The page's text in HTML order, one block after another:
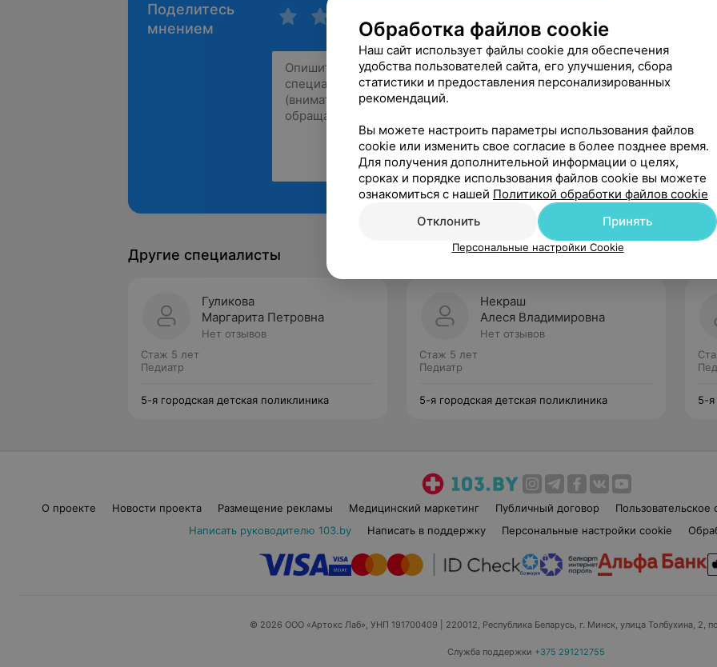
Поделитесь
мнением
Рекомендую
Другие специалисты
Гуликова
Маргарита Петровна
Нет отзывов
Стаж 5 лет
Педиатр
5-я городская детская поликлиника
Некраш
Алеся Владимировна
Нет отзывов
Стаж 5 лет
Педиатр
5-я городская детская поликлиника 5-я
О проекте Новости проекта Размещение рекламы Медицинский маркетинг Публичный договор Пользовательское
Написать руководителю 103.by
Написать в поддержку Персональные настройки cookie
© 2026 ООО «Артокс Лаб», УНП 191700409 | 220012, Республика Беларусь, г. Минск, улица Толбухина, 2,
Служба поддержки +375 291212755
Обработка файлов cookie
Наш сайт использует файлы cookie для обеспечения
удобства пользователей сайта, его улучшения, сбора
статистики и предоставления персонализированных
рекомендаций.
Вы можете настроить параметры использования файлов
cookie или изменить свое согласие в более позднее время.
Для получения дополнительной информации о целях,
сроках и порядке использования файлов cookie вы можете
ознакомиться с нашей Политикой обработки файлов cookie
Отклонить
Принять
Персональные настройки Cookie